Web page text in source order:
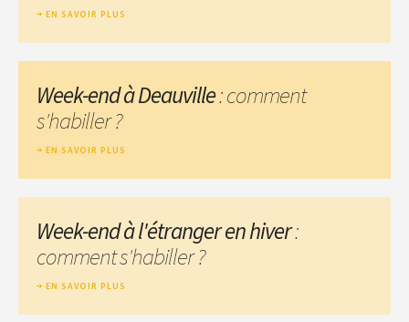
EN SAVOIR PLUS
Week-end à Deauville: comment
s'habiller ?
EN SAVOIR PLUS
Week-end à l'étranger en hiver:
comment s'habiller ?
EN SAVOIR PLUS